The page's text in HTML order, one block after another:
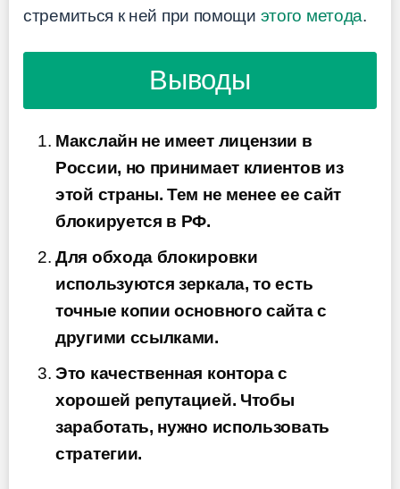
стремиться к ней при помощи этого метода.
Выводы
Макслайн не имеет лицензии в
России, но принимает клиентов из
этой страны. Тем не менее ее сайт
блокируется в РФ.
Для обхода блокировки
используются зеркала, то есть
точные копии основного сайта с
другими ссылками.
Это качественная контора с
хорошей репутацией. Чтобы
заработать, нужно использовать
стратегии.